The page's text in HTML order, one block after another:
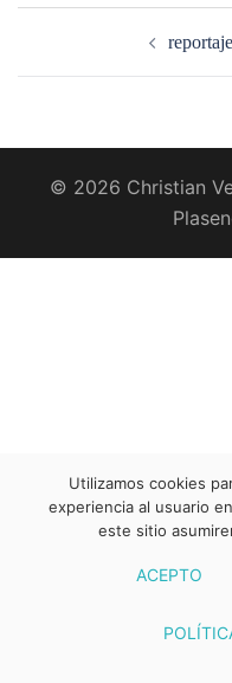
© 2026 Christian
Utilizamos cookies
experiencia al usuario
este sitio
ACEPTO